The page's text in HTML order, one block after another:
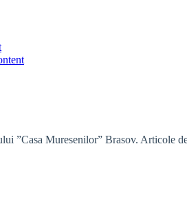
”Casa Muresenilor” Brasov. Articole